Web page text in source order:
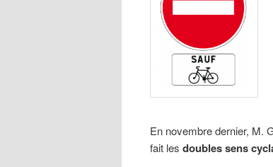
En novembre dernier, M.
fait les doubles sens